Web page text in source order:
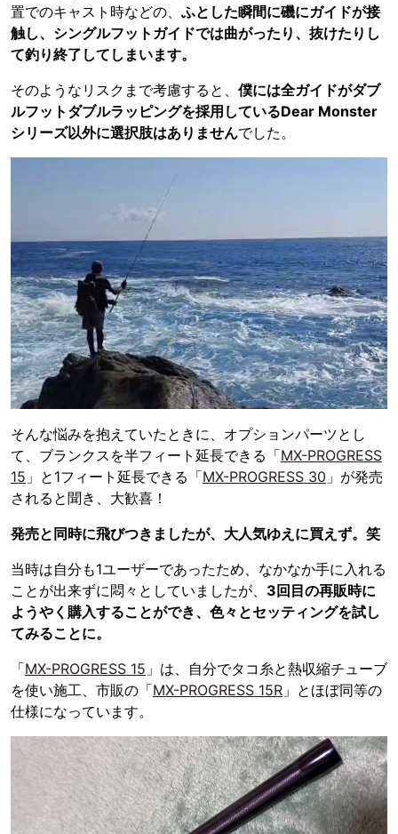
置でのキャスト時などの、 ふとした瞬間に磯にガイドが接
触し、シングルフットガイドでは曲がったり、抜けたりし
て釣り終了してしまいます。
そのようなリスクまで考慮すると、 僕には全ガイドがダブ
ルフットダブルラッピングを採用しているDear Monster
シリーズ以外に選択肢はありませんでした。
そんな悩みを抱えていたときに、オプションパーツとし
て、ブランクスを半フィート延長できる「MX-PROGRESS
15 」と1フィート延長できる「MX-PROGRESS 30 」が発売
されると聞き、大歓喜！
発売と同時に飛びつきましたが、大人気ゆえに買えず。笑
当時は自分も1ユーザーであったため、なかなか手に入れる
ことが出来ずに悶々としていましたが、 3回目の再販時に
ようやく購入することができ、色々とセッティングを試し
てみることに。
「MX-PROGRESS 15 」は、自分でタコ糸と熱収縮チューブ
を使い施工、市販の「MX-PROGRESS 15R 」とほぼ同等の
仕様になっています。